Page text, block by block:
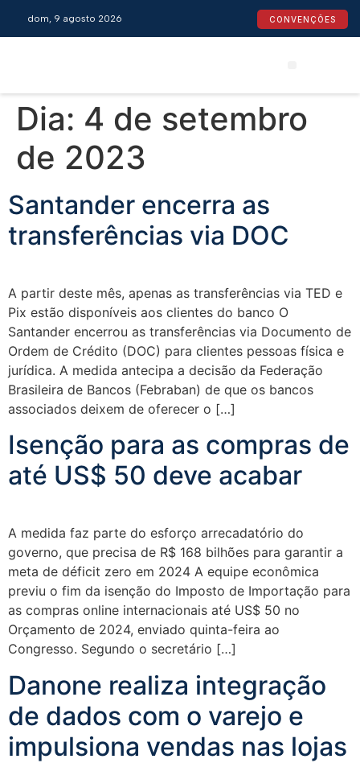
dom, 9 agosto 2026 CONVENÇÕES
Dia: 4 de setembro
de 2023
Santander encerra as
transferências via DOC
A partir deste mês, apenas as transferências via TED e
Pix estão disponíveis aos clientes do banco O
Santander encerrou as transferências via Documento de
Ordem de Crédito (DOC) para clientes pessoas física e
jurídica. A medida antecipa a decisão da Federação
Brasileira de Bancos (Febraban) de que os bancos
associados deixem de oferecer o […]
Isenção para as compras de
até US$ 50 deve acabar
A medida faz parte do esforço arrecadatório do
governo, que precisa de R$ 168 bilhões para garantir a
meta de déficit zero em 2024 A equipe econômica
previu o fim da isenção do Imposto de Importação para
as compras online internacionais até US$ 50 no
Orçamento de 2024, enviado quinta-feira ao
Congresso. Segundo o secretário […]
Danone realiza integração
de dados com o varejo e
impulsiona vendas nas lojas